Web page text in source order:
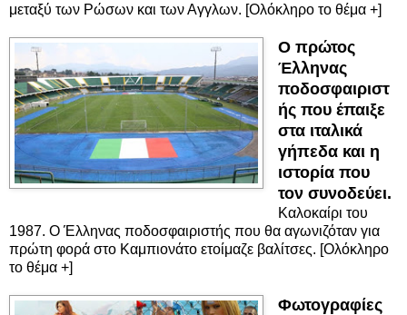
μεταξύ των Ρώσων και των Αγγλων. [Ολόκληρο το θέμα +]
Ο πρώτος
Έλληνας
ποδοσφαιριστ
ής που έπαιξε
στα ιταλικά
γήπεδα και η
ιστορία που
τον συνοδεύει.
Καλοκαίρι του
1987. Ο Έλληνας ποδοσφαιριστής που θα αγωνιζόταν για
πρώτη φορά στο Καμπιονάτο ετοίμαζε βαλίτσες. [Ολόκληρο
το θέμα +]
Φωτογραφίες